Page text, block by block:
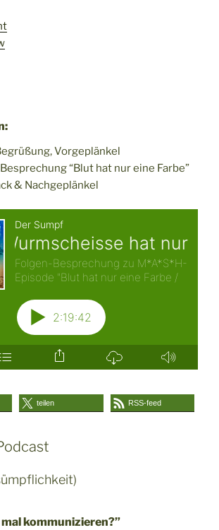
Vorgeplänkel
“Blut hat nur eine Farbe”
& Nachgeplänkel
teilen RSS-feed
kommunizieren?”